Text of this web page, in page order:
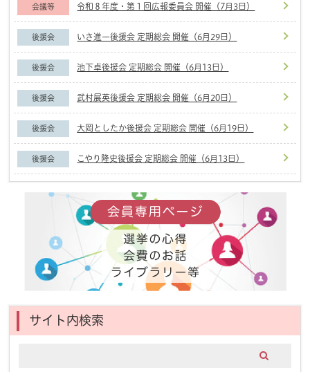
会議等 令和８年度・第１回広報委員会 開催（7月3日）
後援会 いさ進一後援会 定期総会 開催（6月29日）
後援会 池下卓後援会 定期総会 開催（6月13日）
後援会 武村展英後援会 定期総会 開催（6月20日）
後援会 大岡としたか後援会 定期総会 開催（6月19日）
後援会 こやり隆史後援会 定期総会 開催（6月13日）
サイト内検索